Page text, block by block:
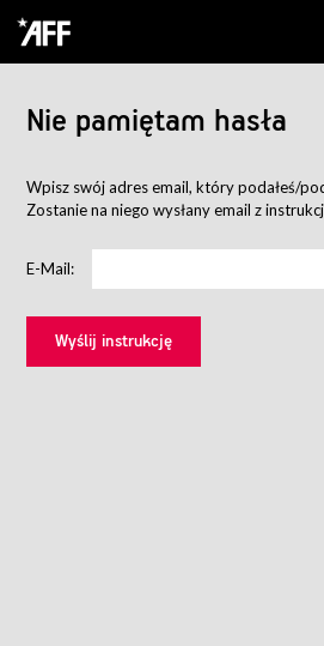
Nie pamiętam hasła
Wpisz swój adres email, który podałeś/
Zostanie na niego wysłany email z
E-Mail: